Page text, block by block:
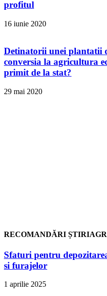
profitul
16 iunie 2020
Detinatorii unei plantatii
conversia la agricultura
primit de la stat?
29 mai 2020
RECOMANDĂRI
Sfaturi pentru
si furajelor
1 aprilie 2025